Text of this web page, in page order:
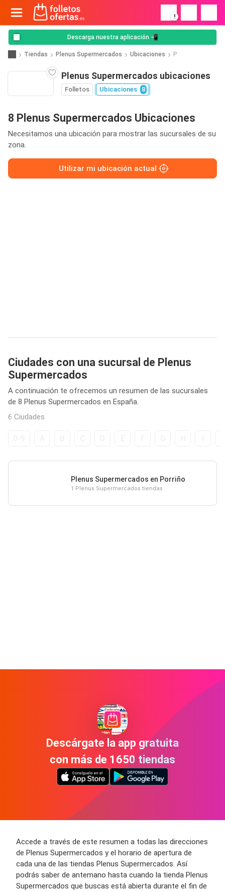
!
Descarga nuestra aplicación 📲
Tiendas Plenus Supermercados Ubicaciones P
Plenus Supermercados ubicaciones
Folletos Ubicaciones 8
8 Plenus Supermercados Ubicaciones
Necesitamos una ubicación para mostrar las sucursales de su
zona.
Utilizar mi ubicación actual
Ciudades con una sucursal de Plenus
Supermercados
A continuación te ofrecemos un resumen de las sucursales
de 8 Plenus Supermercados en España.
6 Ciudades
Plenus Supermercados en Porriño
1 Plenus Supermercados tiendas
Descárgate la app gratuita
con más de 1650 tiendas
Accede a través de este resumen a todas las direcciones
de Plenus Supermercados y el horario de apertura de
cada una de las tiendas Plenus Supermercados. Así
podrás saber de antemano hasta cuando la tienda Plenus
Supermercados que buscas está abierta durante el fin de